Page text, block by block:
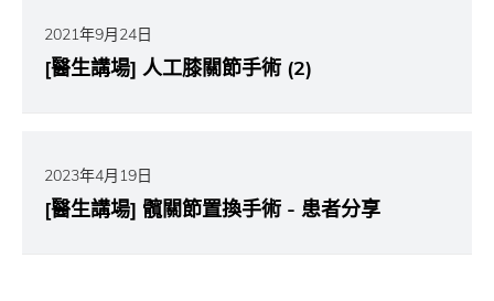
2021年9月24日
[醫生講場] 人工膝關節手術 (2)
2023年4月19日
[醫生講場] 髖關節置換手術 - 患者分享